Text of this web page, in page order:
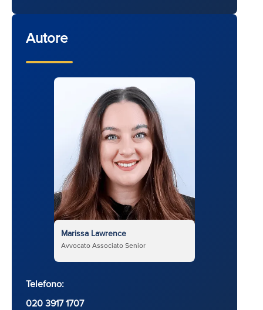
Autore
Marissa Lawrence
Avvocato Associato Senior
Telefono:
020 3917 1707